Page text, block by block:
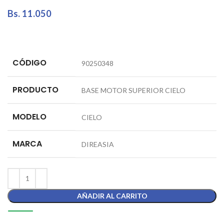
Bs. 11.050
CÓDIGO 90250348
PRODUCTO BASE MOTOR SUPERIOR CIELO
MODELO CIELO
MARCA DIREASIA
AÑADIR AL CARRITO